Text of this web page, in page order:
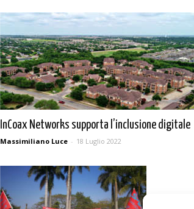
InCoax Networks supporta l’inclusione digitale
Massimiliano Luce - 18 Luglio 2022